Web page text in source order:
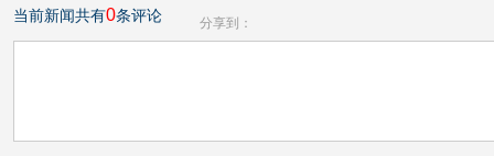
当前新闻共有0条评论 分享到：